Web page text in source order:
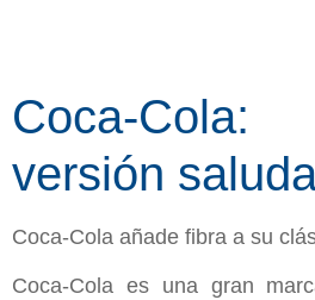
Coca-
versión
Coca-Cola añade fibra a su
Coca-Cola es una gran